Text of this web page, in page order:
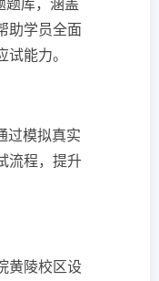
库，涵盖
助学员全面
能力。
过模拟真实
流程，提升
黄陵校区设